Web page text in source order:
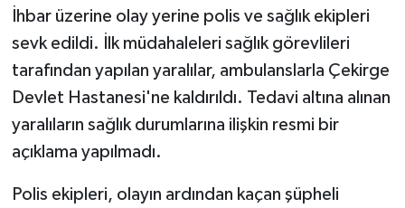
İhbar üzerine olay yerine polis ve sağlık ekipleri
sevk edildi. İlk müdahaleleri sağlık görevlileri
tarafından yapılan yaralılar, ambulanslarla Çekirge
Devlet Hastanesi'ne kaldırıldı. Tedavi altına alınan
yaralıların sağlık durumlarına ilişkin resmi bir
açıklama yapılmadı.
Polis ekipleri, olayın ardından kaçan şüpheli